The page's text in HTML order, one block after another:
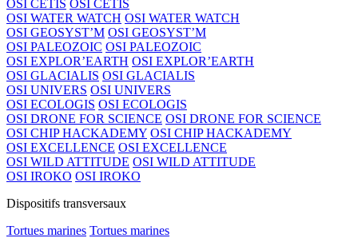
OSI CETIS OSI CETIS
OSI WATER WATCH OSI WATER WATCH
OSI GEOSYST’M OSI GEOSYST’M
OSI PALEOZOIC OSI PALEOZOIC
OSI EXPLOR’EARTH OSI EXPLOR’EARTH
OSI GLACIALIS OSI GLACIALIS
OSI UNIVERS OSI UNIVERS
OSI ECOLOGIS OSI ECOLOGIS
OSI DRONE FOR SCIENCE OSI DRONE FOR SCIENCE
OSI CHIP HACKADEMY OSI CHIP HACKADEMY
OSI EXCELLENCE OSI EXCELLENCE
OSI WILD ATTITUDE OSI WILD ATTITUDE
OSI IROKO OSI IROKO
Dispositifs transversaux
Tortues marines Tortues marines